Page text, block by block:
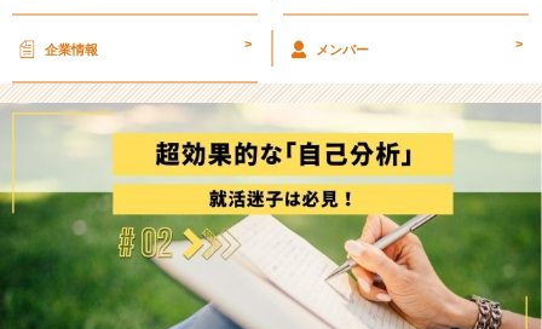
効
な
自
己
分
析
の
や
方
【株
企業情報 > メンバー >